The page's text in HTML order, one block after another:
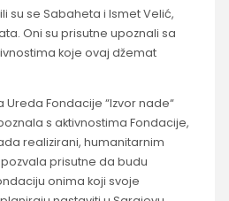
su se Sabaheta i Ismet Velić,
Oni su prisutne upoznali sa
koje ovaj džemat
Fondacije “Izvor nade“
s aktivnostima Fondacije,
realizirani, humanitarnim
prisutne da budu
onima koji svoje